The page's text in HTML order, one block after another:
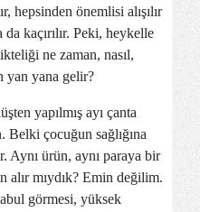
hepsinden önemlisi alışılır
kaçırılır. Peki, heykelle
ne zaman, nasıl,
yan yana gelir?
yapılmış ayı çanta
Belki çocuğun sağlığına
Aynı ürün, aynı paraya bir
alır mıydık? Emin değilim.
görmesi, yüksek